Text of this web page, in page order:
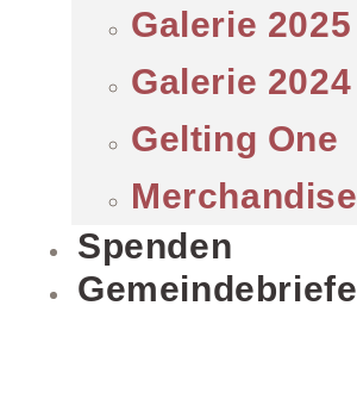
Galerie 2025
Galerie 2024
Gelting One
Merchandise
Spenden
Gemeindebriefe